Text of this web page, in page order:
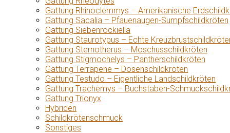
Gattung Rhinoclemmys – Amerikanische
Gattung Sacalia – Pfauenaugen-Sumpfschildkröten
Gattung Siebenrockiella
Gattung Staurotypus – Echte
Gattung Sternotherus – Moschusschildkröten
Gattung Stigmochelys – Pantherschildkröten
Gattung Terrapene – Dosenschildkröten
Gattung Testudo – Eigentliche Landschildkröten
Gattung Trachemys – Buchstaben-
Gattung Trionyx
Hybriden
Schildkrötenschmuck
Sonstiges